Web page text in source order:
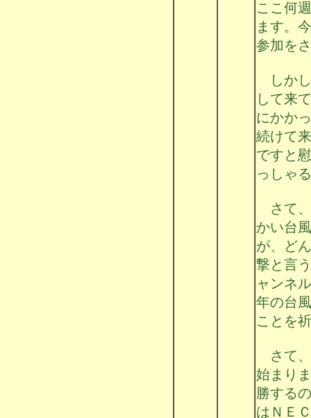
ここ何
ます。
参加を
しかし
して来
にかか
続けて
ですと
っしゃ
さて、
かい台
が、ど
撃と言
ャンネ
年の台
ことを
さて、
始まり
勝する
はＮＥ